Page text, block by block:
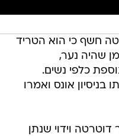
חשף כי הוא הטריד
שהיה נער,
כלפי נשים.
בניסיון אונס ואמרו
וידוי שנתן